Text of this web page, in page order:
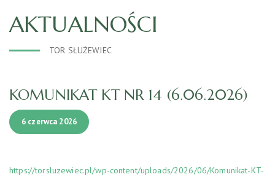
AKTUALNOŚCI
TOR SŁUŻEWIEC
KOMUNIKAT KT NR 14 (6.06.2026)
6 czerwca 2026
https://torsluzewiec.pl/wp-content/uploads/2026/06/Komunikat-KT-